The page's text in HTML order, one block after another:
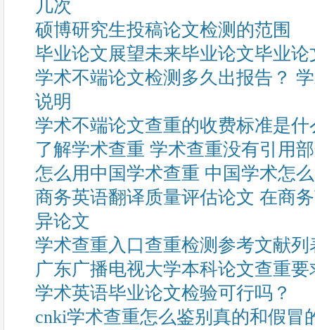
几次
硕博研究生投稿论文检测的范围
毕业论文展望未来毕业论文毕业
学术不端论文检测多久出报告？
说明
学术不端论文查重的收费标准是什
了解学术查重 学术查重没有引用
怎么用中国学术查重 中国学术怎
商务英语翻译质量评估论文 在商
异论文
学术查重入口查重检测参考文献列
广东广播电视大学本科论文查重
学术英语毕业论文检验可行吗？
cnki学术查重怎么鉴别真的和假冒